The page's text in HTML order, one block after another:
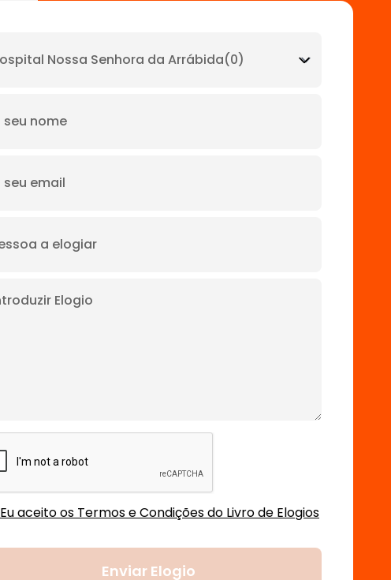
Eu aceito os Termos e Condições do Livro de Elogios
Enviar Elogio